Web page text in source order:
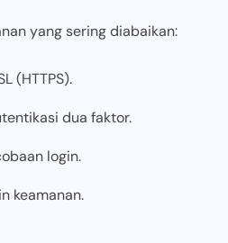
yang sering diabaikan:
(HTTPS).
dua faktor.
login.
keamanan.